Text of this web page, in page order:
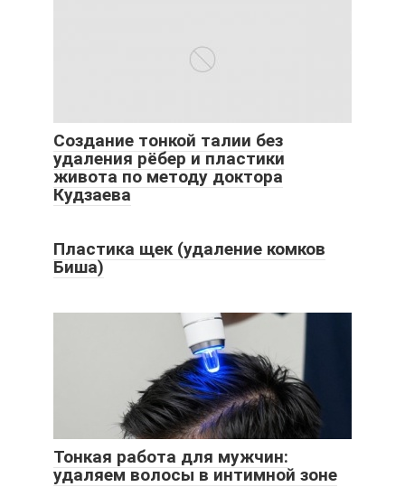
Создание тонкой талии без
удаления рёбер и пластики
живота по методу доктора
Кудзаева
Пластика щек (удаление комков
Биша)
Тонкая работа для мужчин:
удаляем волосы в интимной зоне